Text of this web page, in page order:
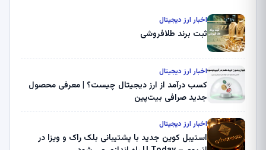
اخبار ارز دیجیتال
ثبت برند طلافروشی
اخبار ارز دیجیتال
کسب درآمد از ارز دیجیتال چیست؟ | معرفی محصول
جدید صرافی بیت‌پین
اخبار ارز دیجیتال
استیبل کوین جدید با پشتیبانی بلک راک و ویزا در